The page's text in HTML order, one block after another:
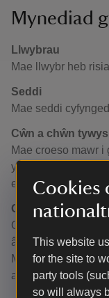
Cookies
This website
for the site to
party tools
so will always
Mynediad
Llwybrau
Mae llwybr heb
Seddi
Mae seddi
Cŵn a chŵn tywys
Mae croeso mawr i
yn y digwyddiad
eraill.
Cwestiynau
Os oes gennych
â hygyrchedd neu
Mhlas Newydd,
anfon e-bost atom